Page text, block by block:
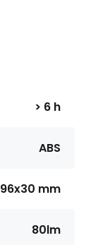
> 6 h
ABS
96x30 mm
80lm